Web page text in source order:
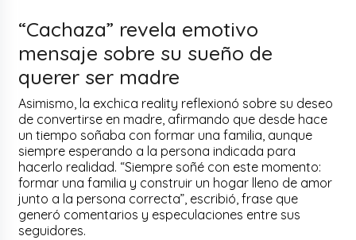
“Cachaza” revela emotivo
mensaje sobre su sueño de
querer ser madre
Asimismo, la exchica reality reflexionó sobre su deseo
de convertirse en madre, afirmando que desde hace
un tiempo soñaba con formar una familia, aunque
siempre esperando a la persona indicada para
hacerlo realidad. “Siempre soñé con este momento:
formar una familia y construir un hogar lleno de amor
junto a la persona correcta”, escribió, frase que
generó comentarios y especulaciones entre sus
seguidores.